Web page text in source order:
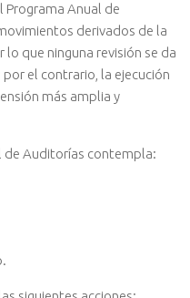
Programa Anual de
derivados de la
que ninguna revisión se da
el contrario, la ejecución
más amplia y
de Auditorías contempla: